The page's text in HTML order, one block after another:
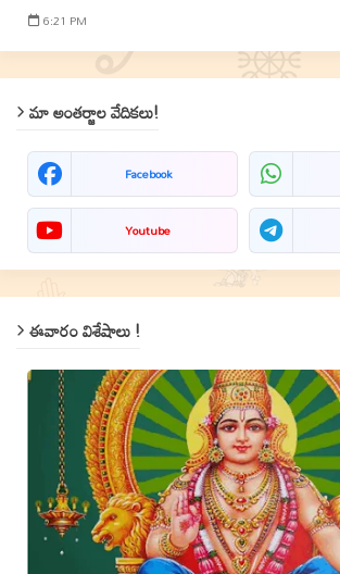
6:21 PM
మా అంతర్జాల వేదికలు!
Facebook
Youtube
ఈవారం విశేషాలు !